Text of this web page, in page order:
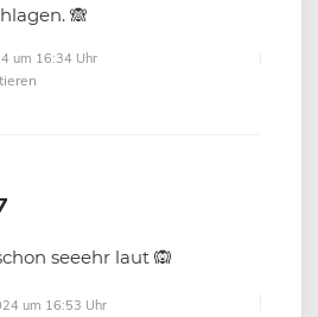
🙈
um 16:34 Uhr
seeehr laut 🙉
um 16:53 Uhr